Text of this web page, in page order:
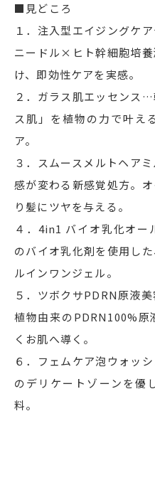
■見どころ
１．注入型エイジングケ
ニードル×ヒト幹細胞培
け、即効性ケアを実感。
２．ガラス肌エッセンス
ス肌」を植物の力で叶え
ア。
３．スムースメルトヘア
感が変わる新感覚処方。
り髪にツヤを与える。
４．4in1 バイオ乳化オ
のバイオ乳化剤を使用し
ルインワンジェル。
５．ツボクサPDRN原液
植物由来のPDRN100%
くお肌へ導く。
６．フェムケア泡ウォッ
のデリケートゾーンを優
料。